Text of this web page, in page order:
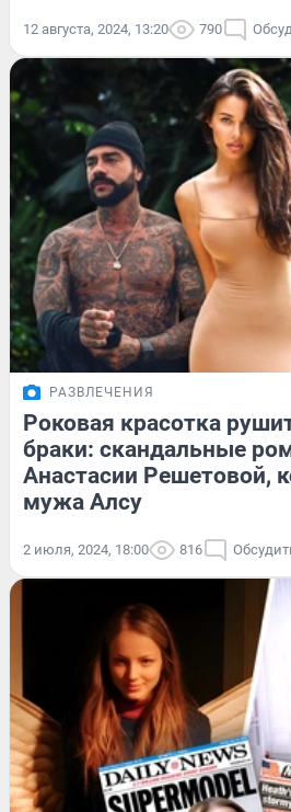
12 августа, 2024, 13:20 790
РАЗВЛЕЧЕНИЯ
Роковая красотка
браки: скандальные
Анастасии Решетовой,
мужа Алсу
2 июля, 2024, 18:00 816